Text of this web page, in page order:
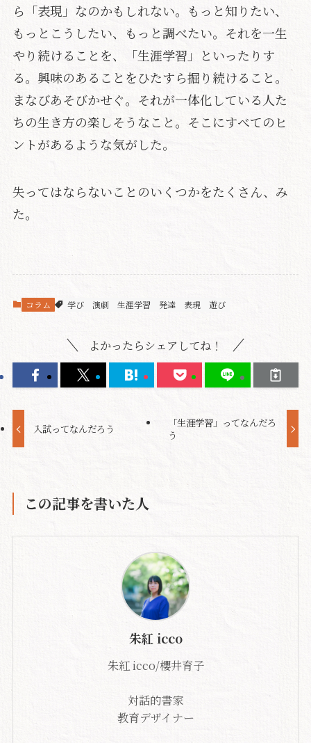
ら「表現」なのかもしれない。もっと知りたい、
もっとこうしたい、もっと調べたい。それを一生
やり続けることを、「生涯学習」といったりす
る。興味のあることをひたすら掘り続けること。
まなびあそびかせぐ。それが一体化している人た
ちの生き方の楽しそうなこと。そこにすべてのヒ
ントがあるような気がした。
失ってはならないことのいくつかをたくさん、み
た。
コラム 学び 演劇 生涯学習 発達 表現 遊び
よかったらシェアしてね！
入試ってなんだろう
「生涯学習」ってなんだろ
う
この記事を書いた人
朱紅 icco
朱紅 icco/櫻井育子
対話的書家
教育デザイナー